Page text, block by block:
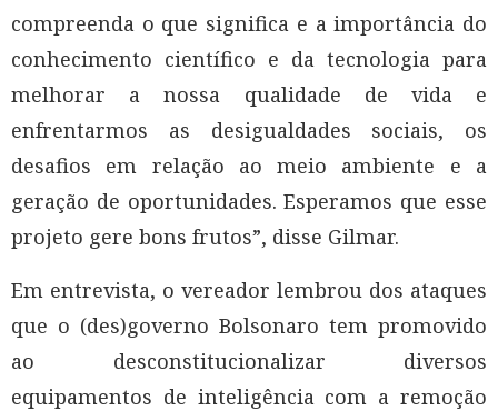
compreenda o que significa e a importância do
conhecimento científico e da tecnologia para
melhorar a nossa qualidade de vida e
enfrentarmos as desigualdades sociais, os
desafios em relação ao meio ambiente e a
geração de oportunidades. Esperamos que esse
projeto gere bons frutos”, disse Gilmar.
Em entrevista, o vereador lembrou dos ataques
que o (des)governo Bolsonaro tem promovido
ao desconstitucionalizar diversos
equipamentos de inteligência com a remoção